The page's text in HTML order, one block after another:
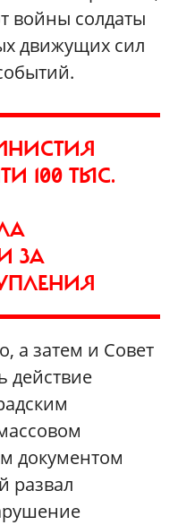
войны солдаты
движущих сил
100 ТЫС.
ЗА
а затем и Совет
действие
документом
развал